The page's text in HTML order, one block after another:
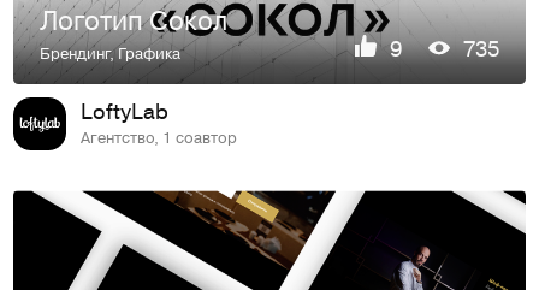
Логотип Сокол
Брендинг,Графика 9 735
LoftyLab
Агентство, 1 соавтор